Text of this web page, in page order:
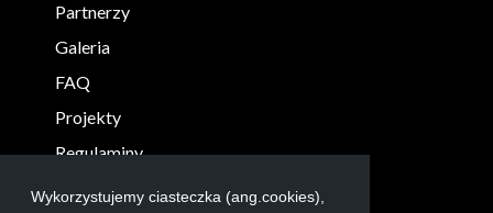
Wykorzystujemy ciasteczka (ang.cookies),
Partnerzy
Galeria
FAQ
Projekty
Regulaminy
KONTAKT